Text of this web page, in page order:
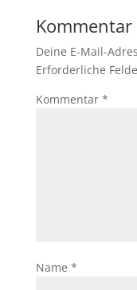
Kommentar
Deine E-Mail-
Erforderliche
Kommentar *
Name *